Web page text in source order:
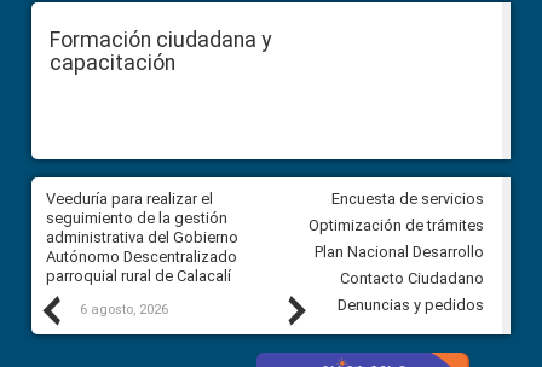
Formación ciudadana y
capacitación
Previous
Veeduría para realizar el
seguimiento de la gestión
administrativa del Gobierno
Autónomo Descentralizado
parroquial rural de Calacalí
6 agosto, 2026
Veeduría para vigilar los
derivados de la Audiencia
comunidad Urbina, parroquia
Carolina
5 agosto, 2026
Next
Encuesta de servicios
Optimización de trámites
Plan Nacional Desarrollo
Contacto Ciudadano
Denuncias y pedidos